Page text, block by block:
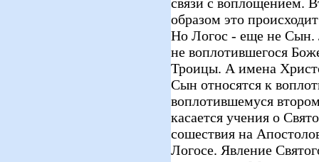
образом это
Но Логос - еще не Сын.
не воплотившегося
Троицы. А имена
Сын относятся к
воплотившемуся
касается учения о
сошествия на
Логосе. Явление